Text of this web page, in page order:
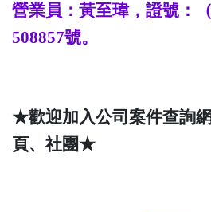
營業員： 黃至瑋，證號：（
508857號。
★歡迎加入公司案件查詢
頁、社團★